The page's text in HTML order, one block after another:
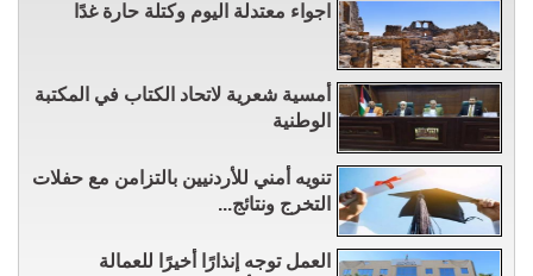
اجواء معتدلة اليوم وكتلة حارة غدًا
أمسية شعرية لاتحاد الكتاب في المكتبة
الوطنية
تنويه أمني للأردنيين بالتزامن مع حفلات
التخرج ونتائج...
العمل توجه إنذارًا أخيرًا للعمالة